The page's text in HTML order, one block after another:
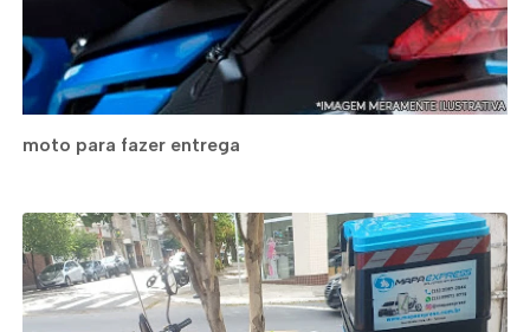
moto para fazer entrega